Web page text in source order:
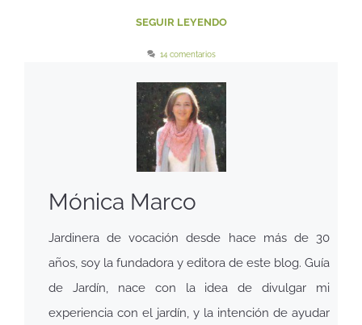
SEGUIR LEYENDO
14 comentarios
Mónica Marco
Jardinera de vocación desde hace más de 30
años, soy la fundadora y editora de este blog. Guía
de Jardín, nace con la idea de divulgar mi
experiencia con el jardín, y la intención de ayudar